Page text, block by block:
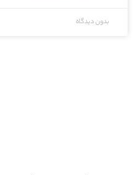
بدون دیدگاه